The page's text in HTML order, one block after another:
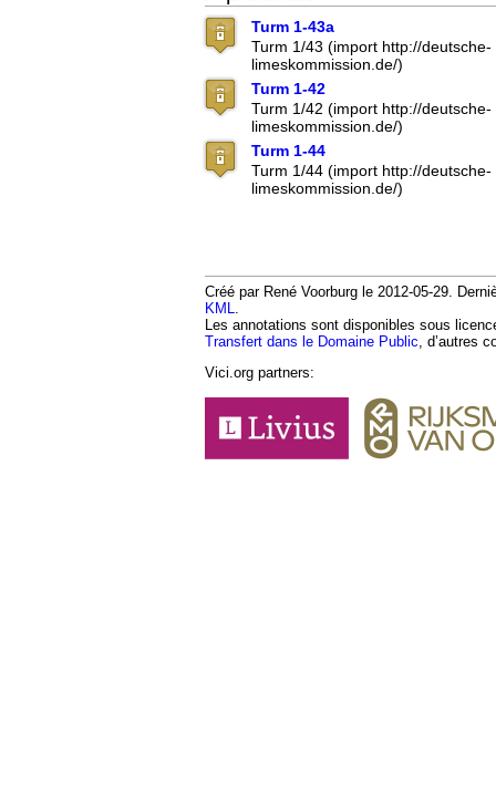
Turm 1-43a
Turm 1/43 (import http://deutsche-
limeskommission.de/)
Turm 1-42
Turm 1/42 (import http://deutsche-
limeskommission.de/)
Turm 1-44
Turm 1/44 (import http://deutsche-
limeskommission.de/)
Créé par René Voorburg le 2012-05-29.
KML.
Les annotations sont disponibles sous
Transfert dans le Domaine Public, d’autres
Vici.org partners: